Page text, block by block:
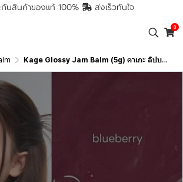
นสินค้าของแท้ 100% ส่งเร็วทันใจ
0
Kage Glossy Jam Balm (5g) คาเกะ ลิปบาล์ม ล็อคความชุ่มชื้นให้กับริมฝีปาก